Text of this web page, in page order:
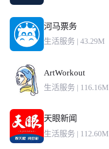
河马票务
生活服务 | 43.29M
ArtWorkout
生活服务 | 116.16M
天眼新闻
生活服务 | 112.60M